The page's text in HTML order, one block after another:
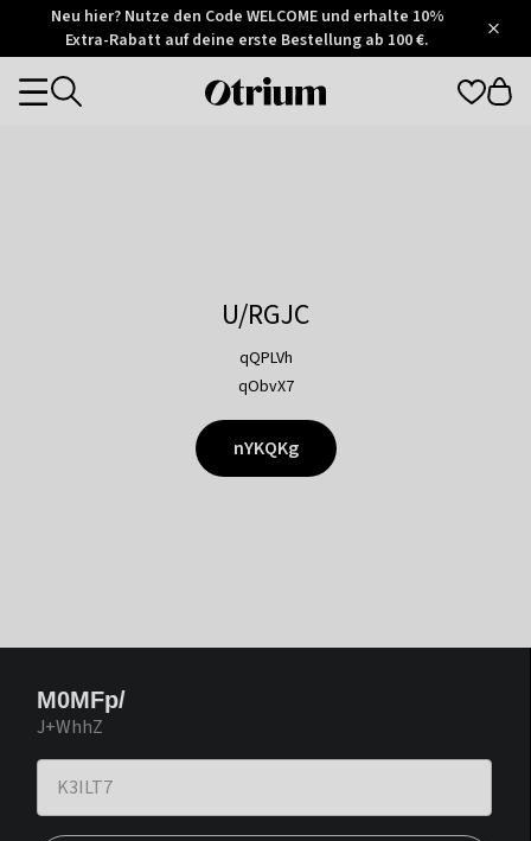
Otrium
Trustpilot
Neu hier? Nutze den Code WELCOME und erhalte 10%
Extra-Rabatt auf deine erste Bestellung ab 100 €.
Otrium
Categories
U/RGJC
qQPLVh
qObvX7
nYKQKg
M0MFp/
J+WhhZ